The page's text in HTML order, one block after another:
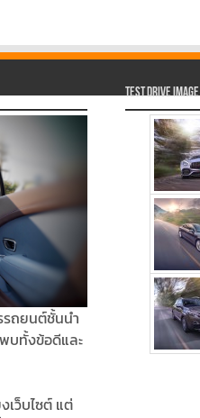
ถยนต์ชั้นนำ
บทั้งข้อดีและ
ว็บไซต์ แต่
Test Drive Image